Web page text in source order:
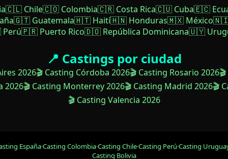
🇨🇱 Chile🇨🇴 Colombia🇨🇷 Costa Rica🇨🇺 Cuba🇪🇨
🇬🇹 Guatemala🇭🇹 Haití🇭🇳 Honduras🇲🇽 México🇳🇮
🇵🇷 Puerto Rico🇩🇴 República Dominicana🇺🇾
📍 Castings por ciudad
2026🎬 Casting Córdoba 2026🎬 Casting Rosario 2026
2026🎬 Casting Monterrey 2026🎬 Casting Madrid 2026🎬
🎬 Casting Valencia 2026
España·Casting Colombia·Casting Chile·Casting Perú·Casting
Casting Bolivia